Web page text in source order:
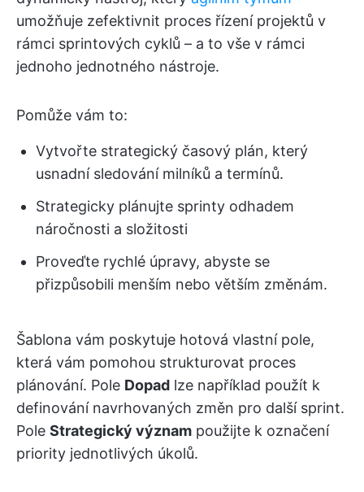
umožňuje zefektivnit proces řízení projektů v
rámci sprintových cyklů – a to vše v rámci
jednoho jednotného nástroje.
Pomůže vám to:
Vytvořte strategický časový plán, který
usnadní sledování milníků a termínů.
Strategicky plánujte sprinty odhadem
náročnosti a složitosti
Proveďte rychlé úpravy, abyste se
přizpůsobili menším nebo větším změnám.
Šablona vám poskytuje hotová vlastní pole,
která vám pomohou strukturovat proces
plánování. Pole Dopad lze například použít k
definování navrhovaných změn pro další sprint.
Pole Strategický význam použijte k označení
priority jednotlivých úkolů.